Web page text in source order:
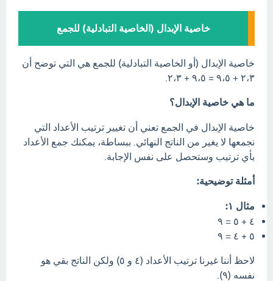
خاصية الإبدال (الخاصية التبادلية) للجمع
خاصية الإبدال (أو الخاصية التبادلية) للجمع هي التي توضح أن
٢،٣ + ٩،٥ = ٩،٥ + ٢،٣.
ما هي خاصية الإبدال؟
خاصية الإبدال في الجمع تعني أن تغيير ترتيب الأعداد التي
نجمعها لا يغير من الناتج النهائي. ببساطة، يمكنك جمع الأعداد
بأي ترتيب وستحصل على نفس الإجابة.
أمثلة توضيحية:
مثال ١:
٤ + ٥ = ٩
٥ + ٤ = ٩
لاحظ أننا غيرنا ترتيب الأعداد (٤ و ٥) ولكن الناتج بقي هو
نفسه (٩).